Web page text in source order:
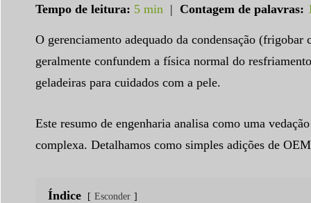
Tempo de leitura: 5 min| Contagem de palavras:
O gerenciamento adequado da condensação
geralmente confundem a física normal do
geladeiras para cuidados com a pele.
Este resumo de engenharia analisa como uma
complexa. Detalhamos como simples adições de
Índice Esconder